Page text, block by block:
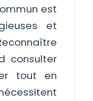
est
et
consulter
tout en